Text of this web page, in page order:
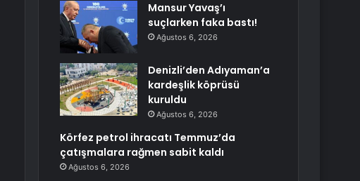
Mansur Yavaş’ı
suçlarken faka bastı!
Ağustos 6, 2026
Denizli’den Adıyaman’a
kardeşlik köprüsü
kuruldu
Ağustos 6, 2026
Körfez petrol ihracatı Temmuz’da
çatışmalara rağmen sabit kaldı
Ağustos 6, 2026